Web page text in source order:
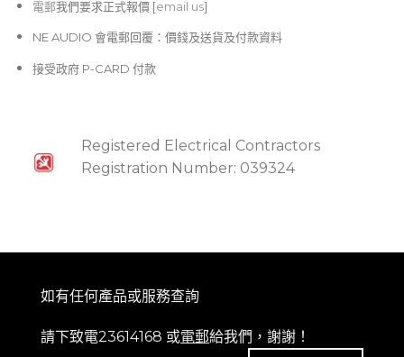
電郵我們要求正式報價 [email us]
NE AUDIO 會電郵回覆：價錢及送貨及付款資料
接受政府 P-CARD 付款
Registered Electrical Contractors
Registration Number: 039324
如有任何產品或服務查詢
請下致電23614168 或電郵給我們，謝謝！